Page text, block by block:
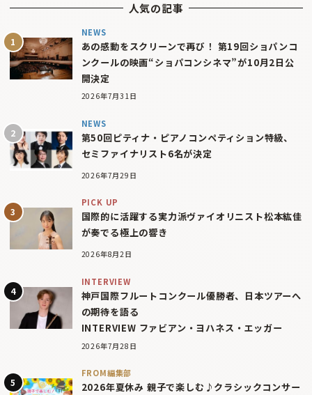
人気の記事
NEWS
あの感動をスクリーンで再び！ 第19回ショパンコ
ンクールの映画“ショパコンシネマ”が10月2日公
開決定
2026年7月31日
NEWS
第50回ピティナ・ピアノコンペティション特級、
セミファイナリスト6名が決定
2026年7月29日
PICK UP
国際的に活躍する実力派ヴァイオリニスト松本紘佳
が奏でる極上の響き
2026年8月2日
INTERVIEW
神戸国際フルートコンクール優勝者、日本ツアーへ
の期待を語る
INTERVIEW ファビアン・ヨハネス・エッガー
2026年7月28日
FROM編集部
2026年夏休み 親子で楽しむ♪クラシックコンサー